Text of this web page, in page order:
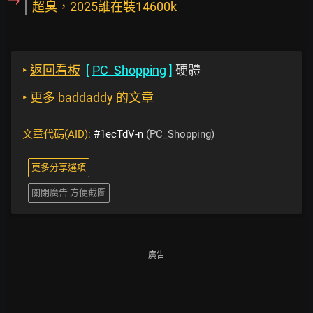
超臭，2025誰在裝14600k
‣ 返回看板 [ PC_Shopping ] 硬體
‣ 更多 baddaddy 的文章
文章代碼(AID): #1ecTdV-n (PC_Shopping)
更多分享選項
關閉廣告 方便截圖
廣告